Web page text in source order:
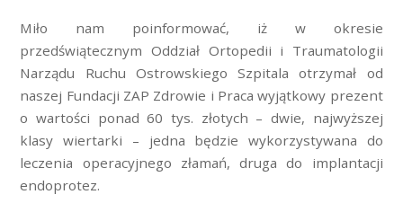
Miło nam poinformować, iż w okresie
przedświątecznym Oddział Ortopedii i Traumatologii
Narządu Ruchu Ostrowskiego Szpitala otrzymał od
naszej Fundacji ZAP Zdrowie i Praca wyjątkowy prezent
o wartości ponad 60 tys. złotych – dwie, najwyższej
klasy wiertarki – jedna będzie wykorzystywana do
leczenia operacyjnego złamań, druga do implantacji
endoprotez.